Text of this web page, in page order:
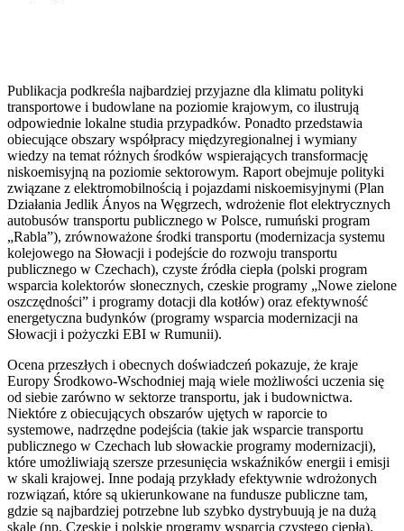
Publikacja podkreśla najbardziej przyjazne dla klimatu polityki
transportowe i budowlane na poziomie krajowym, co ilustrują
odpowiednie lokalne studia przypadków. Ponadto przedstawia
obiecujące obszary współpracy międzyregionalnej i wymiany
wiedzy na temat różnych środków wspierających transformację
niskoemisyjną na poziomie sektorowym. Raport obejmuje polityki
związane z elektromobilnością i pojazdami niskoemisyjnymi (Plan
Działania Jedlik Ányos na Węgrzech, wdrożenie flot elektrycznych
autobusów transportu publicznego w Polsce, rumuński program
„Rabla”), zrównoważone środki transportu (modernizacja systemu
kolejowego na Słowacji i podejście do rozwoju transportu
publicznego w Czechach), czyste źródła ciepła (polski program
wsparcia kolektorów słonecznych, czeskie programy „Nowe zielone
oszczędności” i programy dotacji dla kotłów) oraz efektywność
energetyczna budynków (programy wsparcia modernizacji na
Słowacji i pożyczki EBI w Rumunii).
Ocena przeszłych i obecnych doświadczeń pokazuje, że kraje
Europy Środkowo-Wschodniej mają wiele możliwości uczenia się
od siebie zarówno w sektorze transportu, jak i budownictwa.
Niektóre z obiecujących obszarów ujętych w raporcie to
systemowe, nadrzędne podejścia (takie jak wsparcie transportu
publicznego w Czechach lub słowackie programy modernizacji),
które umożliwiają szersze przesunięcia wskaźników energii i emisji
w skali krajowej. Inne podają przykłady efektywnie wdrożonych
rozwiązań, które są ukierunkowane na fundusze publiczne tam,
gdzie są najbardziej potrzebne lub szybko dystrybuują je na dużą
skalę (np. Czeskie i polskie programy wsparcia czystego ciepła).